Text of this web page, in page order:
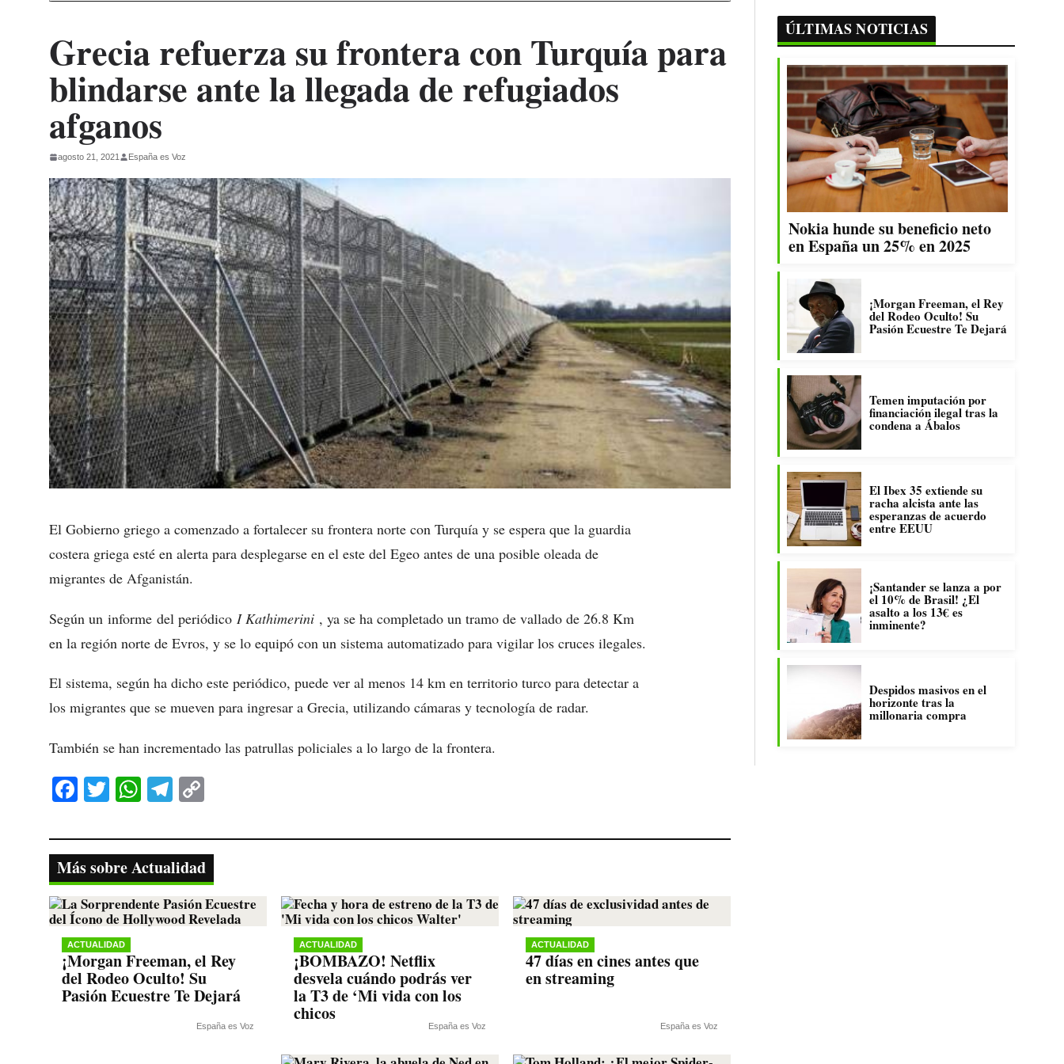
Grecia refuerza su frontera con Turquía para
blindarse ante la llegada de refugiados
afganos
agosto 21, 2021 España es Voz
El Gobierno griego a comenzado a fortalecer su frontera norte con Turquía y se espera que la guardia
costera griega esté en alerta para desplegarse en el este del Egeo antes de una posible oleada de
migrantes de Afganistán.
Según un informe del periódico I Kathimerini , ya se ha completado un tramo de vallado de 26.8 Km
en la región norte de Evros, y se lo equipó con un sistema automatizado para vigilar los cruces ilegales.
El sistema, según ha dicho este periódico, puede ver al menos 14 km en territorio turco para detectar a
los migrantes que se mueven para ingresar a Grecia, utilizando cámaras y tecnología de radar.
También se han incrementado las patrullas policiales a lo largo de la frontera.
Fa
bo
ok
T
tte
r
W
ts
A
pp
Te
gr
a
m
y
Li
nk
Más sobre Actualidad
ACTUALIDAD
¡Morgan Freeman, el Rey
del Rodeo Oculto! Su
Pasión Ecuestre Te Dejará
España es Voz
ACTUALIDAD
¡BOMBAZO! Netflix
desvela cuándo podrás ver
la T3 de ‘Mi vida con los
chicos
España es Voz
ACTUALIDAD
47 días en cines antes que
en streaming
España es Voz
ÚLTIMAS NOTICIAS
Nokia hunde su beneficio neto
en España un 25% en 2025
¡Morgan Freeman, el Rey
del Rodeo Oculto! Su
Pasión Ecuestre Te Dejará
Temen imputación por
financiación ilegal tras la
condena a Ábalos
El Ibex 35 extiende su
racha alcista ante las
esperanzas de acuerdo
entre EEUU
¡Santander se lanza a por
el 10% de Brasil! ¿El
asalto a los 13€ es
inminente?
Despidos masivos en el
horizonte tras la
millonaria compra